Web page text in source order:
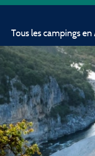
Tous les campings